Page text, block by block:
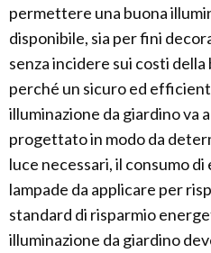
permettere una buona
disponibile, sia per fini
senza incidere sui costi
perché un sicuro ed
illuminazione da giardino va
progettato in modo da
luce necessari, il consumo
lampade da applicare per
standard di risparmio
illuminazione da giardino